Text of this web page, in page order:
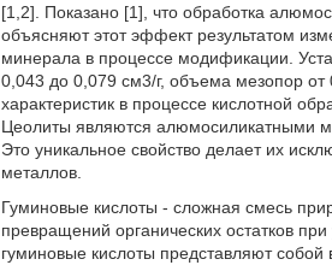
[1,2]. Показано [1], что обработка
объясняют этот эффект результатом
минерала в процессе модификации.
0,043 до 0,079 см3/г, объема мезопор
характеристик в процессе кислотной
Цеолиты являются алюмосиликатными
Это уникальное свойство делает их
металлов.
Гуминовые кислоты - сложная смесь
превращений органических остатков
гуминовые кислоты представляют